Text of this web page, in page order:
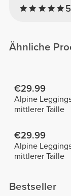
5
Ähnliche
€29.99
Alpine
mittlerer Taille
€29.99
Alpine
mittlerer Taille
Bestseller